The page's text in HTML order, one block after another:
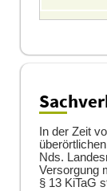
In der Zeit
Nds.
Versorgung
§ 13 KiTaG